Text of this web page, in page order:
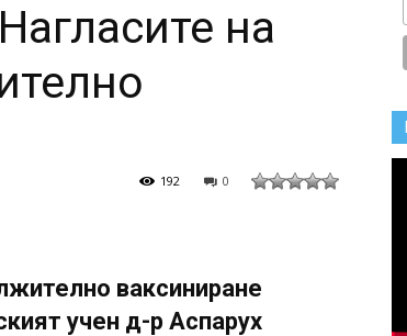
на
0
192
ваксиниране
учен д-р Аспарух